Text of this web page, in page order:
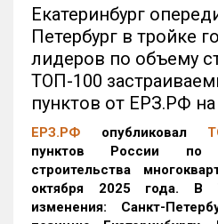
Екатеринбург
Петербург в тройке
лидеров по объему
ТОП-100
пунктов от ЕРЗ.РФ
ЕРЗ.РФ опубликовал
пунктов России по
строительства
октября 2025 года. В
изменения: Санкт-